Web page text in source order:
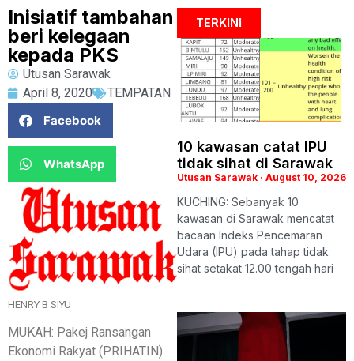
Inisiatif tambahan
beri kelegaan
kepada PKS
Utusan Sarawak
April 8, 2020
TEMPATAN
Facebook
WhatsApp
HENRY B SIYU
MUKAH: Pakej Ransangan
Ekonomi Rakyat (PRIHATIN)
TERKINI
10 kawasan catat IPU
tidak sihat di Sarawak
Utusan Sarawak August 10, 2026
KUCHING: Sebanyak 10
kawasan di Sarawak mencatat
bacaan Indeks Pencemaran
Udara (IPU) pada tahap tidak
sihat setakat 12.00 tengah hari